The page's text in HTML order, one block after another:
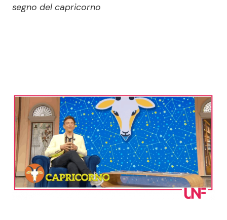
News Musica
News Spettacolo
Benessere
Casa
Cucina e Ricette
Consigli di Cucina
segno del capricorno